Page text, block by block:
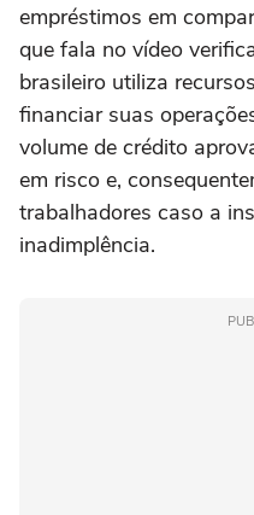
empréstimos em
que fala no vídeo
brasileiro utiliza
financiar suas
volume de crédito
em risco e,
trabalhadores caso a
inadimplência.